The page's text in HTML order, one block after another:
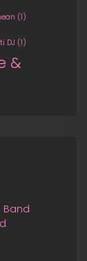
(1)
DJ (1)
&
Band